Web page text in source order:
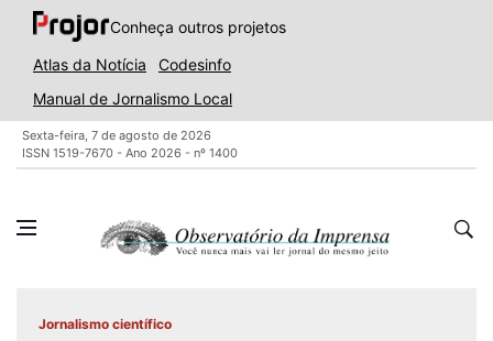
Conheça outros projetos
Atlas da Notícia
Codesinfo
Manual de Jornalismo Local
Sexta-feira, 7 de agosto de 2026
ISSN 1519-7670 - Ano 2026 - nº 1400
Jornalismo científico